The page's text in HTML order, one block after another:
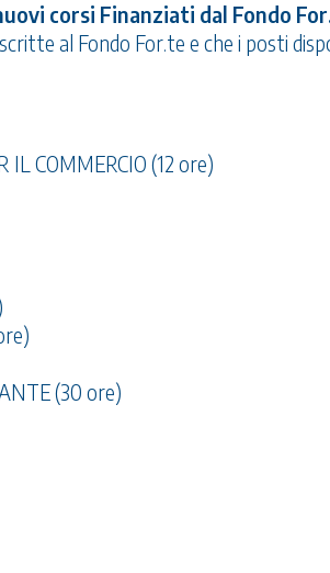
corsi Finanziati dal Fondo
al Fondo For.te e che i posti
IL COMMERCIO (12 ore)
(30 ore)